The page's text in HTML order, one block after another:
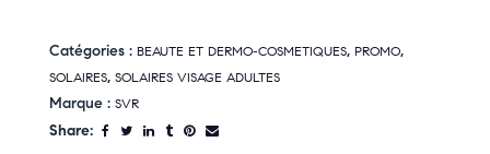
Catégories : BEAUTE ET DERMO-COSMETIQUES, PROMO,
SOLAIRES, SOLAIRES VISAGE ADULTES
Marque : SVR
Share: